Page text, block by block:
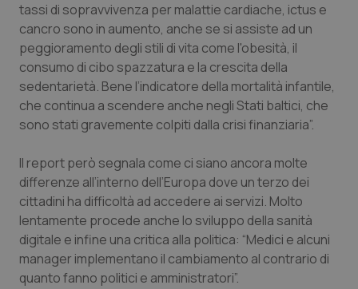
Sardegna
Sicilia
Toscana
Valle D’Aosta
Veneto
Malattia di Crohn & Rettocolite Ulcerosa
Neuroscienze & patologie neurodegenerative
Obesità
Oncodermatologia
Oncoematologia
Oncologia & Nutrizione
tassi di sopravvivenza per malattie cardiache, ictus e
cancro sono in aumento, anche se si assiste ad un
peggioramento degli stili di vita come l'obesità, il
consumo di cibo spazzatura e la crescita della
sedentarietà. Bene l’indicatore della mortalità infantile,
che continua a scendere anche negli Stati baltici, che
sono stati gravemente colpiti dalla crisi finanziaria”.
Il report però segnala come ci siano ancora molte
differenze all’interno dell’Europa dove un terzo dei
cittadini ha difficoltà ad accedere ai servizi. Molto
lentamente procede anche lo sviluppo della sanità
digitale e infine una critica alla politica: “Medici e alcuni
manager implementano il cambiamento al contrario di
quanto fanno politici e amministratori”.